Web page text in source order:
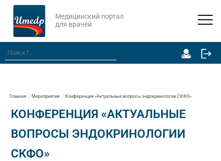
Медицинский портал
для врачей
Главная Мероприятия Конференция «Актуальные вопросы эндокринологии СКФО»
КОНФЕРЕНЦИЯ «АКТУАЛЬНЫЕ
ВОПРОСЫ ЭНДОКРИНОЛОГИИ
СКФО»